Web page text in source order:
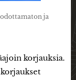
ja
korjauksia.